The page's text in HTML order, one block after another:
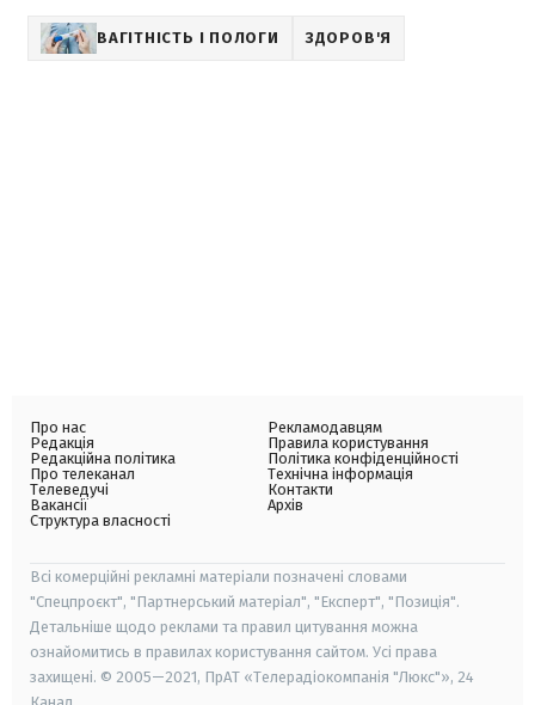
ВАГІТНІСТЬ І ПОЛОГИ ЗДОРОВ'Я
Про нас
Редакція
Редакційна політика
Про телеканал
Телеведучі
Вакансії
Структура власності
Рекламодавцям
Правила користування
Політика конфіденційності
Технічна інформація
Контакти
Архів
Всі комерційні рекламні матеріали позначені словами
"Спецпроєкт", "Партнерський матеріал", "Експерт", "Позиція".
Детальніше щодо реклами та правил цитування можна
ознайомитись в правилах користування сайтом. Усі права
захищені. © 2005—2021, ПрАТ «Телерадіокомпанія "Люкс"», 24